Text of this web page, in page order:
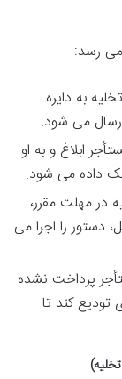
می رسد:
به دایره
می شود.
ابلاغ و به او
در مهلت مقرر،
دستور را اجرا می
پرداخت نشده
تودیع کند تا